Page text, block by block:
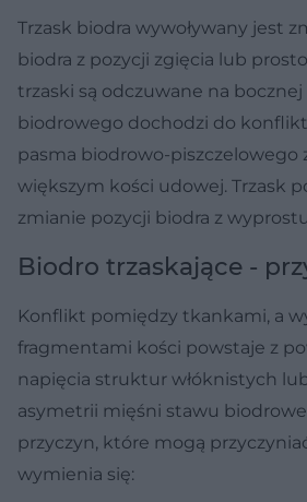
Trzask biodra wywoływany jest
biodra z pozycji zgięcia lub
trzaski są odczuwane na
biodrowego dochodzi do
pasma biodrowo-piszczelowego
większym kości udowej. Trzask
zmianie pozycji biodra z
Biodro trzaskające -
Konflikt pomiędzy tkankami, a
fragmentami kości powstaje z
napięcia struktur włóknistych
asymetrii mięśni stawu
przyczyn, które mogą
wymienia się: